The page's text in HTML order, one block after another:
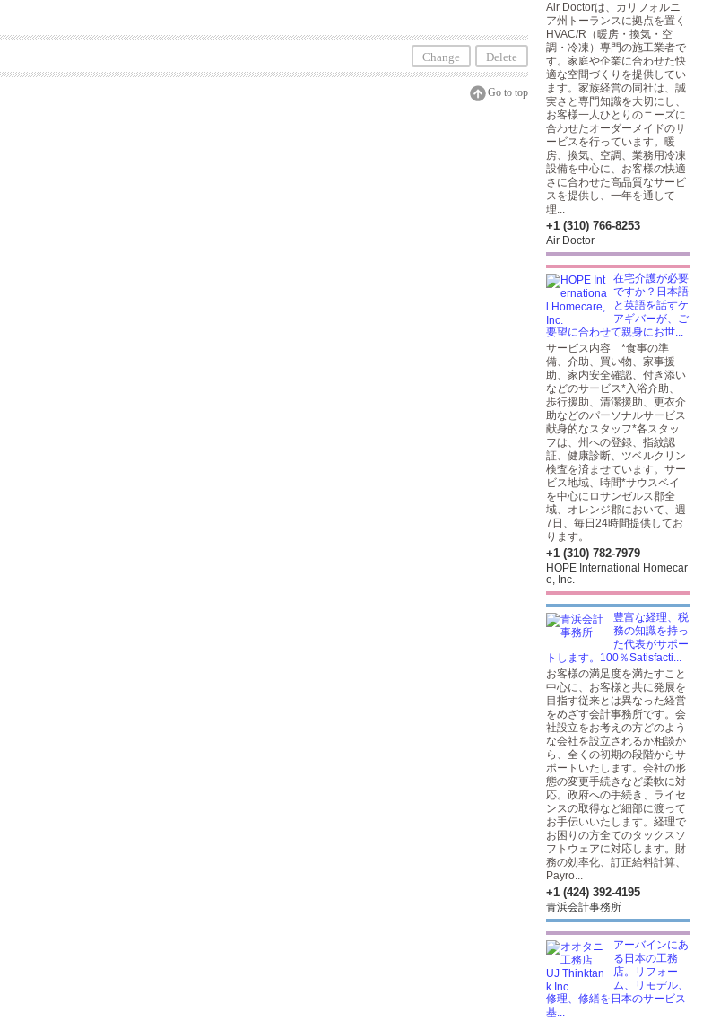
Change Delete
Go to top
Air Doctorは、カリフォルニ
ア州トーランスに拠点を置く
HVAC/R（暖房・換気・空
調・冷凍）専門の施工業者で
す。家庭や企業に合わせた快
適な空間づくりを提供してい
ます。家族経営の同社は、誠
実さと専門知識を大切にし、
お客様一人ひとりのニーズに
合わせたオーダーメイドのサ
ービスを行っています。暖
房、換気、空調、業務用冷凍
設備を中心に、お客様の快適
さに合わせた高品質なサービ
スを提供し、一年を通して
理...
+1 (310) 766-8253
Air Doctor
在宅介護が必要
ですか？日本語
と英語を話すケ
アギバーが、ご
要望に合わせて親身にお世...
サービス内容 *食事の準
備、介助、買い物、家事援
助、家内安全確認、付き添い
などのサービス*入浴介助、
歩行援助、清潔援助、更衣介
助などのパーソナルサービス
献身的なスタッフ*各スタッ
フは、州への登録、指紋認
証、健康診断、ツベルクリン
検査を済ませています。サー
ビス地域、時間*サウスベイ
を中心にロサンゼルス郡全
域、オレンジ郡において、週
7日、毎日24時間提供してお
ります。
+1 (310) 782-7979
HOPE International Homecar
e, Inc.
豊富な経理、税
務の知識を持っ
た代表がサポー
トします。100％Satisfacti...
お客様の満足度を満たすこと
中心に、お客様と共に発展を
目指す従来とは異なった経営
をめざす会計事務所です。会
社設立をお考えの方どのよう
な会社を設立されるか相談か
ら、全くの初期の段階からサ
ポートいたします。会社の形
態の変更手続きなど柔軟に対
応。政府への手続き、ライセ
ンスの取得など細部に渡って
お手伝いいたします。経理で
お困りの方全てのタックスソ
フトウェアに対応します。財
務の効率化、訂正給料計算、
Payro...
+1 (424) 392-4195
青浜会計事務所
アーバインにあ
る日本の工務
店。リフォー
ム、リモデル、
修理、修繕を日本のサービス
基...